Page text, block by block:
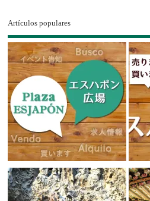
Artículos populares